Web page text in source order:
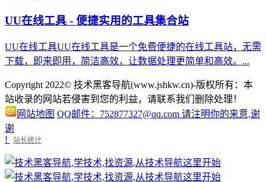
UU在线工具 - 便捷实用的工具集合站
UU在线工具UU在线工具是一个免费便捷的在线工具站，无需
下载，即来即用，简洁高效，让数据处理更简单和高效。...
Copyright 2022© 技术黑客导航(www.jshkw.cn)-版权所有：本
站收录的网站若侵害到您的利益，请联系我们删除处理！
网站地图 QQ邮件：752877327@qq.com 请注明你的来意,谢
谢
!
站长统计